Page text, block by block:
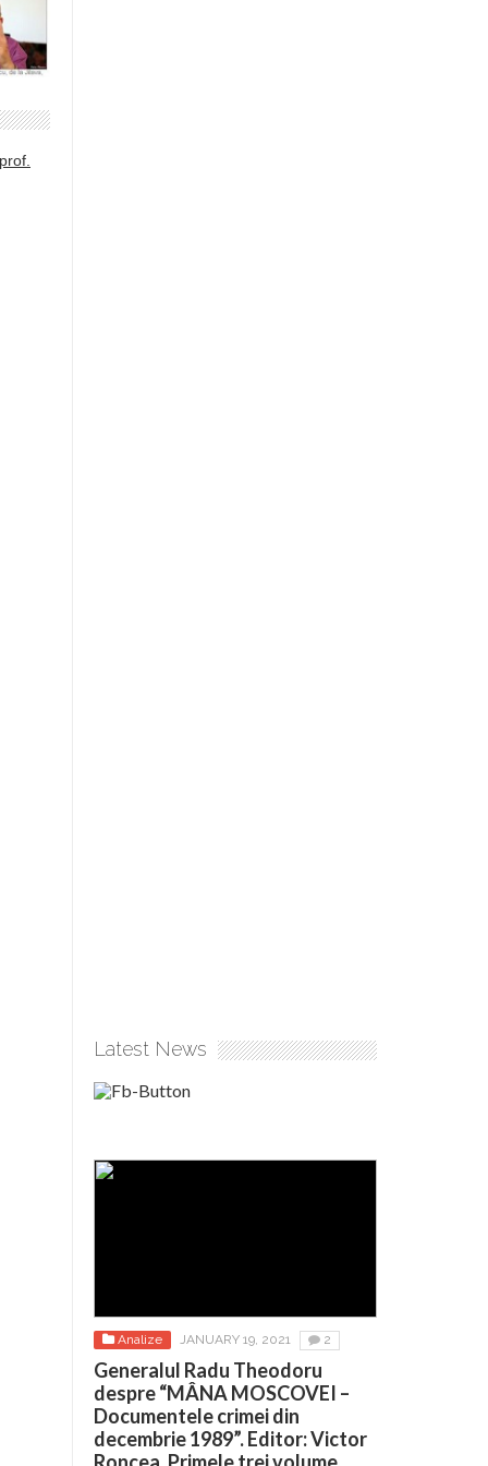
Latest News
Analize JANUARY 19, 2021 2
Generalul Radu Theodoru
despre “MÂNA MOSCOVEI –
Documentele crimei din
decembrie 1989”. Editor: Victor